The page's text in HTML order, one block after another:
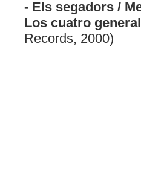
- Els segadors /
Los cuatro
Records, 2000)